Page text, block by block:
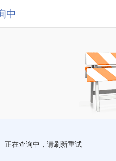
中
正在查询中，请刷新重试